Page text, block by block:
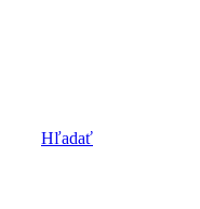
Hľadať